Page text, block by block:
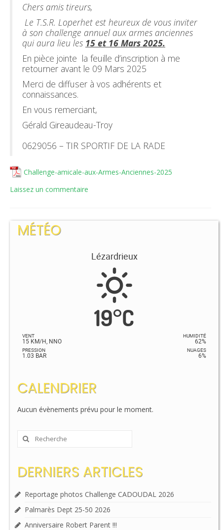
Chers amis tireurs,
Le T.S.R. Loperhet est heureux de vous inviter
à son challenge annuel aux armes anciennes
qui aura lieu les 15 et 16 Mars 2025.
En pièce jointe la feuille d’inscription à me
retourner avant le 09 Mars 2025
Merci de diffuser à vos adhérents et
connaissances.
En vous remerciant,
Gérald Gireaudeau-Troy
0629056 – TIR SPORTIF DE LA RADE
Challenge-amicale-aux-Armes-Anciennes-2025
Laissez un commentaire
MÉTÉO
Lézardrieux
19°C
VENT
15 KM/H, NNO
PRESSION
1.03 BAR
HUMIDITÉ
62%
NUAGES
6%
CALENDRIER
Aucun évènements prévu pour le moment.
Rechercher
:
DERNIERS ARTICLES
Reportage photos Challenge CADOUDAL 2026
Palmarès Dept 25-50 2026
Anniversaire Robert Parent !!!